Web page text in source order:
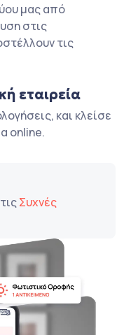
μας από
στις
τις
εταιρεία
και κλείσε
online.
Συχνές